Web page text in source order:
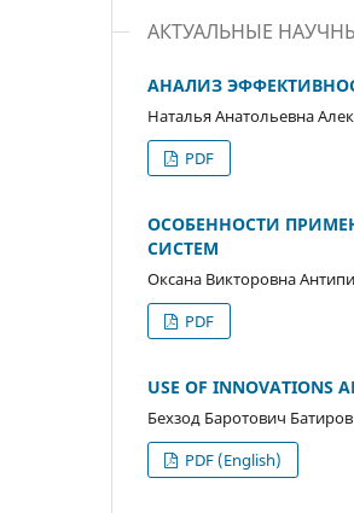
АКТУАЛЬНЫЕ
АНАЛИЗ
Наталья Анатольевна
PDF
ОСОБЕННОСТИ
СИСТЕМ
Оксана Викторовна
PDF
USE OF INNOVATIONS
Бехзод Баротович Батиров
PDF (English)